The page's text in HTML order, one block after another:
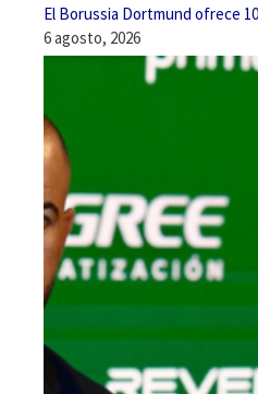
El Borussia Dortmund ofrece
6 agosto, 2026